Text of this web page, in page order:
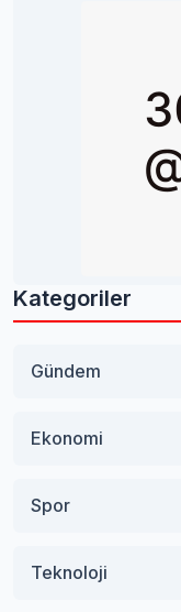
Kategoriler
Gündem
Ekonomi
Spor
Teknoloji